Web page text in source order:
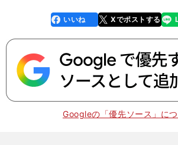
faceboo
k
いいね Xでポストする
line
Googleの「優先ソース」に